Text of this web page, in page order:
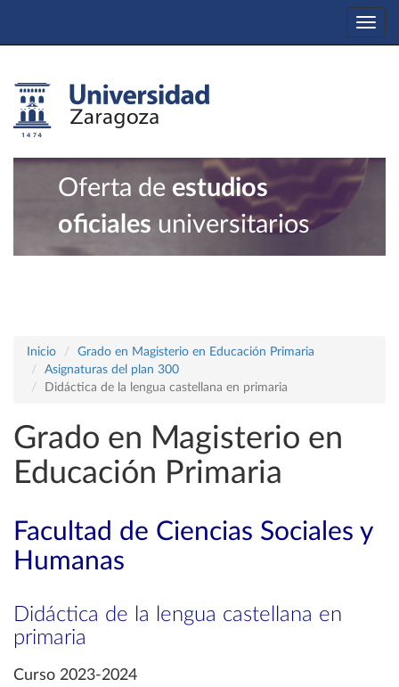
Oferta de estudios
oficiales universitarios
Inicio
Grado en Magisterio en Educación Primaria
Asignaturas del plan 300
Didáctica de la lengua castellana en primaria
Grado en Magisterio en
Educación Primaria
Facultad de Ciencias Sociales y
Humanas
Didáctica de la lengua castellana en
primaria
Curso 2023-2024